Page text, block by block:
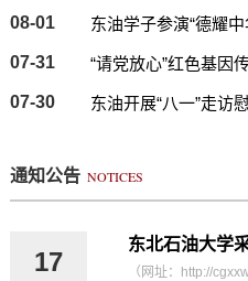
08-01 东油学子参演“德耀
07-31 “请党放心”红色基因
07-30
东油开展“八一”走访
通知公告 NOTICES
17
东北石油大学
（网址：http://